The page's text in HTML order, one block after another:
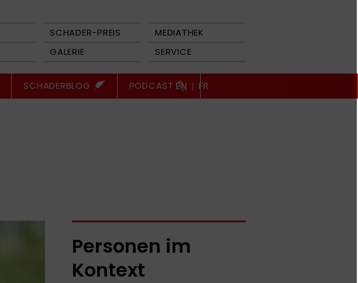
SCHADER-PREIS
MEDIATHEK
GALERIE SERVICE
SCHADERBLOG PODCAST EN | FR
Personen im
Kontext